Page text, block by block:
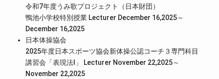
令和7年度うみ歌プロジェクト（日本財団）
鴨池小学校特別授業 Lecturer December 16,2025～
December 16,2025
日本体操協会
2025年度日本スポーツ協会新体操公認コーチ３専門科目
講習会「表現法Ⅰ」 Lecturer November 22,2025～
November 22,2025